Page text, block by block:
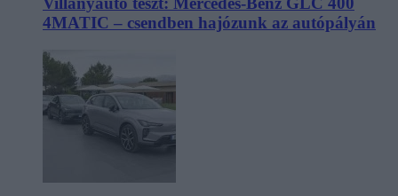
4MATIC – csendben hajózunk az autópályán